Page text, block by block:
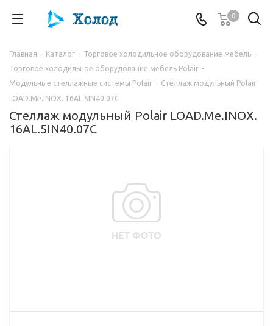
0
Главная - Каталог - Торговое холодильное оборудование мебель -
Торговое холодильное оборудование мебель Polair -
Модульные стеллажные системы Polair - Стеллаж модульный Polair
LOAD.Me.INOX. 16AL.5IN40.07C
Стеллаж модульный Polair LOAD.Me.INOX.
16AL.5IN40.07C